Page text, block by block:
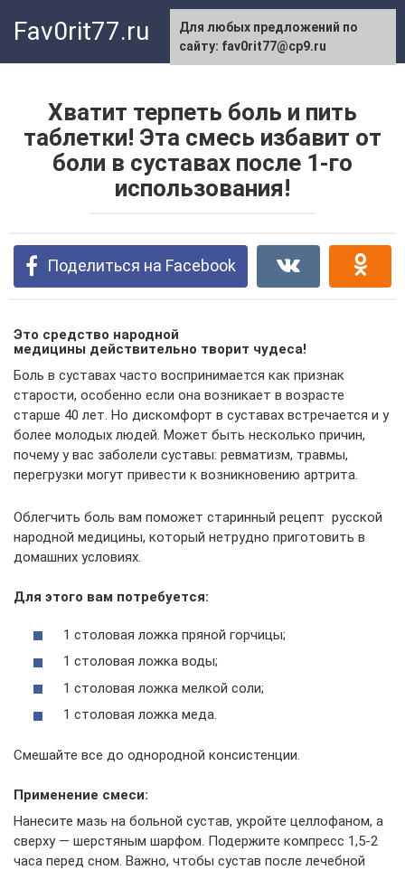
Fav0rit77.ru
Хватит терпеть боль и пить
таблетки! Эта смесь избавит от
боли в суставах после 1-го
использования!
Поделиться на Facebook
Это средство народной
медицины действительно творит чудеса!
Боль в суставах часто воспринимается как признак
старости, особенно если она возникает в возрасте
старше 40 лет. Но дискомфорт в суставах встречается и у
более молодых людей. Может быть несколько причин,
почему у вас заболели суставы: ревматизм, травмы,
перегрузки могут привести к возникновению артрита.
Облегчить боль вам поможет старинный рецепт русской
народной медицины, который нетрудно приготовить в
домашних условиях.
Для этого вам потребуется:
1 столовая ложка пряной горчицы;
1 столовая ложка воды;
1 столовая ложка мелкой соли;
1 столовая ложка меда.
Смешайте все до однородной консистенции.
Применение смеси:
Нанесите мазь на больной сустав, укройте целлофаном, а
сверху — шерстяным шарфом. Подержите компресс 1,5-2
часа перед сном. Важно, чтобы сустав после лечебной
Для любых предложений по
сайту: fav0rit77@cp9.ru